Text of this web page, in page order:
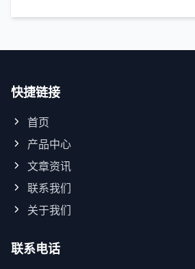
快捷链接
首页
产品中心
文章资讯
联系我们
关于我们
联系电话